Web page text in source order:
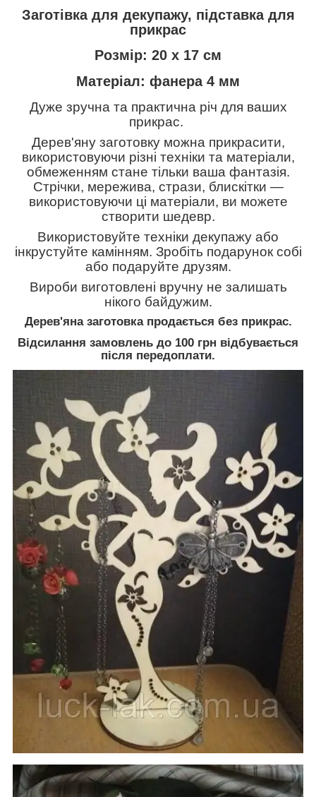
Заготівка для декупажу, підставка для
прикрас
Розмір: 20 х 17 см
Матеріал: фанера 4 мм
Дуже зручна та практична річ для ваших
прикрас.
Дерев'яну заготовку можна прикрасити,
використовуючи різні техніки та матеріали,
обмеженням стане тільки ваша фантазія.
Стрічки, мережива, стрази, блискітки —
використовуючи ці матеріали, ви можете
створити шедевр.
Використовуйте техніки декупажу або
інкрустуйте камінням. Зробіть подарунок собі
або подаруйте друзям.
Вироби виготовлені вручну не залишать
нікого байдужим.
Дерев'яна заготовка продається без прикрас.
Відсилання замовлень до 100 грн відбувається
після передоплати.